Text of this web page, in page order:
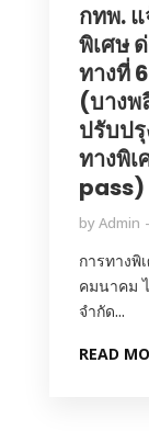
กทพ.
พิเศษ
ทางที่
(บางพ
ปรับป
ทางพิ
pass)‎
byAdmin
การทางพิ
คมนาคม
จำกัด...
READ